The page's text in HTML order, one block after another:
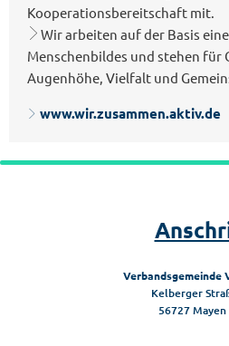
Kooperationsbereitschaft mit.
Wir arbeiten auf der Basis
Menschenbildes und stehen für
Augenhöhe, Vielfalt und
www.wir.zusammen.aktiv.de
Verbandsgemeinde
Kelberger
56727 Mayen